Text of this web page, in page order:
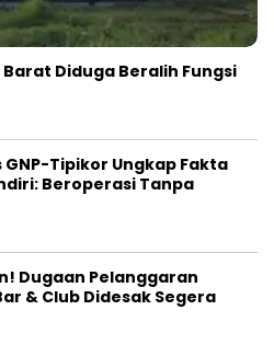
Diduga Beralih Fungsi
Tipikor Ungkap Fakta
Beroperasi Tanpa
Dugaan Pelanggaran
& Club Didesak Segera